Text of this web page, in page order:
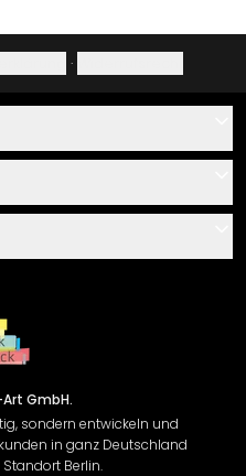
·
GmbH.
sondern entwickeln und
in ganz Deutschland
Berlin.